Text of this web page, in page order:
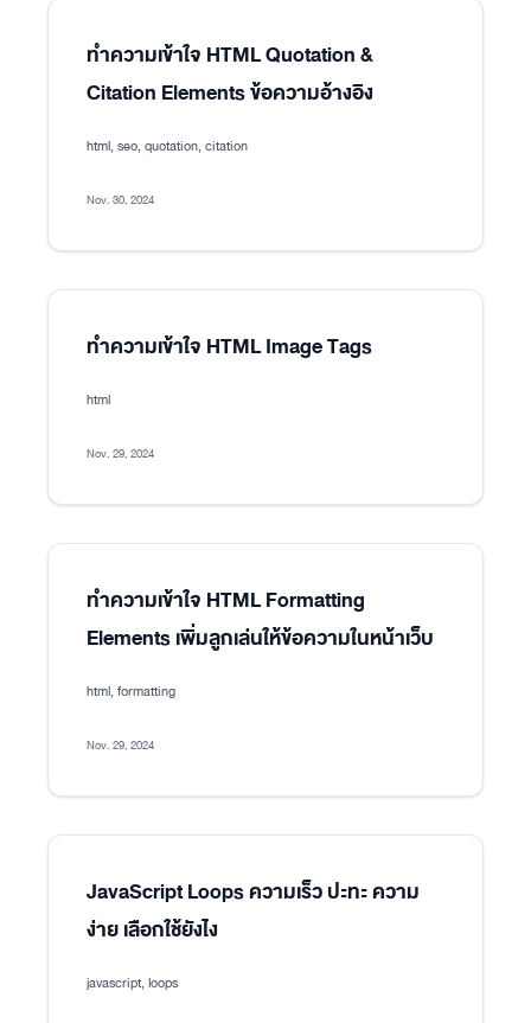
ทำความเข้าใจ HTML Quotation &
Citation Elements ข้อความอ้างอิง
html, seo, quotation, citation
Nov. 30, 2024
ทำความเข้าใจ HTML Image Tags
html
Nov. 29, 2024
ทำความเข้าใจ HTML Formatting
Elements เพิ่มลูกเล่นให้ข้อความในหน้าเว็บ
html, formatting
Nov. 29, 2024
JavaScript Loops ความเร็ว ปะทะ ความ
ง่าย เลือกใช้ยังไง
javascript, loops